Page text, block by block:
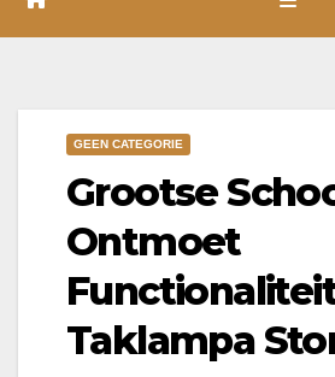
GEEN CATEGORIE
Grootse
Ontmoet
Taklampa